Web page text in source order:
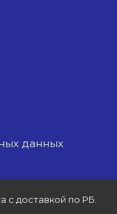
данных
с доставкой по РБ.